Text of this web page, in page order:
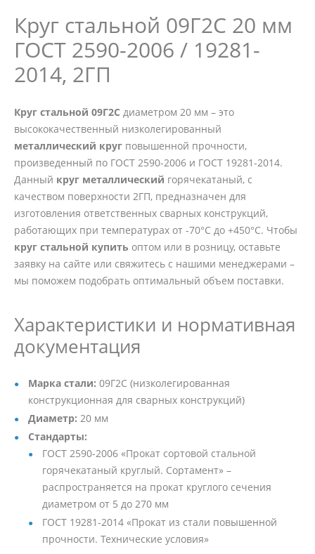
Круг стальной 09Г2С 20 мм
ГОСТ 2590-2006 / 19281-
2014, 2ГП
Круг стальной 09Г2С диаметром 20 мм – это
высококачественный низколегированный
металлический круг повышенной прочности,
произведенный по ГОСТ 2590-2006 и ГОСТ 19281-2014.
Данный круг металлический горячекатаный, с
качеством поверхности 2ГП, предназначен для
изготовления ответственных сварных конструкций,
работающих при температурах от -70°C до +450°C. Чтобы
круг стальной купить оптом или в розницу, оставьте
заявку на сайте или свяжитесь с нашими менеджерами –
мы поможем подобрать оптимальный объем поставки.
Характеристики и нормативная
документация
Марка стали: 09Г2С (низколегированная
конструкционная для сварных конструкций)
Диаметр: 20 мм
Стандарты:
ГОСТ 2590-2006 «Прокат сортовой стальной
горячекатаный круглый. Сортамент» –
распространяется на прокат круглого сечения
диаметром от 5 до 270 мм
ГОСТ 19281-2014 «Прокат из стали повышенной
прочности. Технические условия»